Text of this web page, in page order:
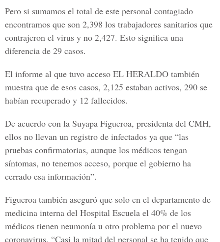
Pero si sumamos el total de este personal contagiado
encontramos que son 2,398 los trabajadores sanitarios que
contrajeron el virus y no 2,427. Esto significa una
diferencia de 29 casos.
El informe al que tuvo acceso EL HERALDO también
muestra que de esos casos, 2,125 estaban activos, 290 se
habían recuperado y 12 fallecidos.
De acuerdo con la Suyapa Figueroa, presidenta del CMH,
ellos no llevan un registro de infectados ya que “las
pruebas confirmatorias, aunque los médicos tengan
síntomas, no tenemos acceso, porque el gobierno ha
cerrado esa información”.
Figueroa también aseguró que solo en el departamento de
medicina interna del Hospital Escuela el 40% de los
médicos tienen neumonía u otro problema por el nuevo
coronavirus. “Casi la mitad del personal se ha tenido que